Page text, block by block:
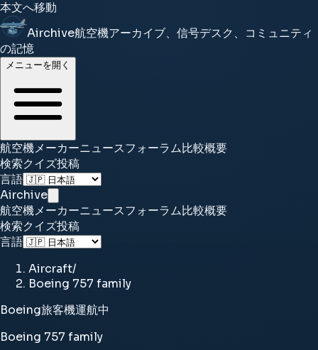
本文へ移動
Airchive航空機アーカイブ、信号デスク、コミュニティ
の記憶
メニューを開く
航空機メーカーニュースフォーラム比較概要
検索クイズ投稿
言語
Airchive
航空機メーカーニュースフォーラム比較概要
検索クイズ投稿
言語
Aircraft/
Boeing 757 family
Boeing旅客機運航中
Boeing 757 family